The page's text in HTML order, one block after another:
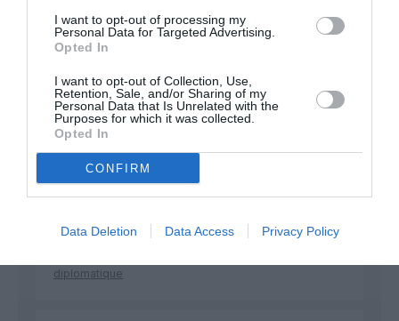
I want to opt-out of processing my
Personal Data for Targeted Advertising.
Opted In
I want to opt-out of Collection, Use,
Retention, Sale, and/or Sharing of my
Personal Data that Is Unrelated with the
Purposes for which it was collected.
Opted In
CONFIRM
Data Deletion Data Access Privacy Policy
DERNIERS COMMENTAIRES
Incivilités à Bangkok : 22 passagers chinois refusés à
diplomatique